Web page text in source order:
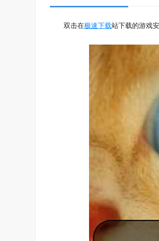
双击在极速下载站下载的游戏